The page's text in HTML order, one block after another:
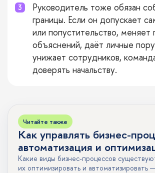
Руководитель тоже обязан
границы. Если он допускает
или попустительство, меняет
объяснений, даёт личные
унижает сотрудников,
доверять начальству.
Читайте также
Как управлять бизнес-
автоматизация и
Какие виды бизнес-процессов
их оптимизировать и автоматизировать